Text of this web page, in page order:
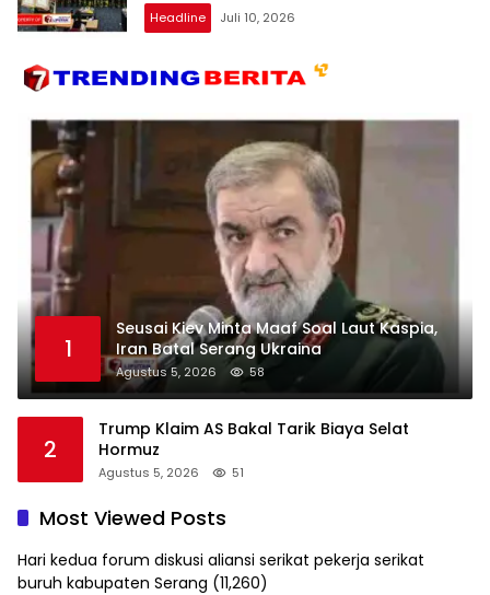
Headline Juli 10, 2026
1
Seusai Kiev Minta Maaf Soal Laut Kaspia,
Iran Batal Serang Ukraina
Agustus 5, 2026 58
2
Trump Klaim AS Bakal Tarik Biaya Selat
Hormuz
Agustus 5, 2026 51
Most Viewed Posts
Hari kedua forum diskusi aliansi serikat pekerja serikat
buruh kabupaten Serang (11,260)